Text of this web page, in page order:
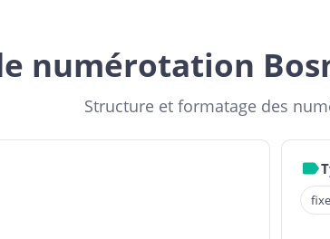
numérotation
Structure et formatage des